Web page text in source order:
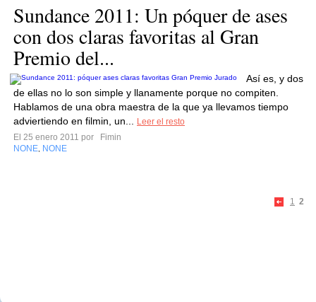
Sundance 2011: Un póquer de ases
con dos claras favoritas al Gran
Premio del...
Así es, y dos
de ellas no lo son simple y llanamente porque no compiten.
Hablamos de una obra maestra de la que ya llevamos tiempo
adviertiendo en filmin, un...
Leer el resto
El 25 enero 2011 por
Fimin
NONE NONE
1 2